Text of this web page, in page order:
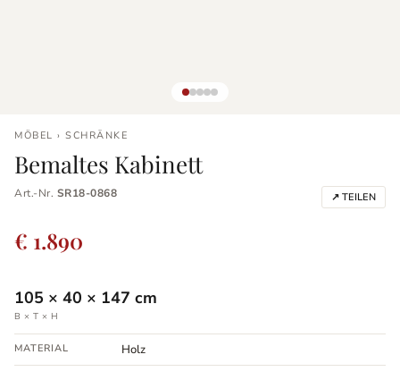
MÖBEL › SCHRÄNKE
Bemaltes Kabinett
Art.-Nr. SR18-0868 ↗ TEILEN
€ 1.890
105 × 40 × 147 cm
B × T × H
MATERIAL Holz